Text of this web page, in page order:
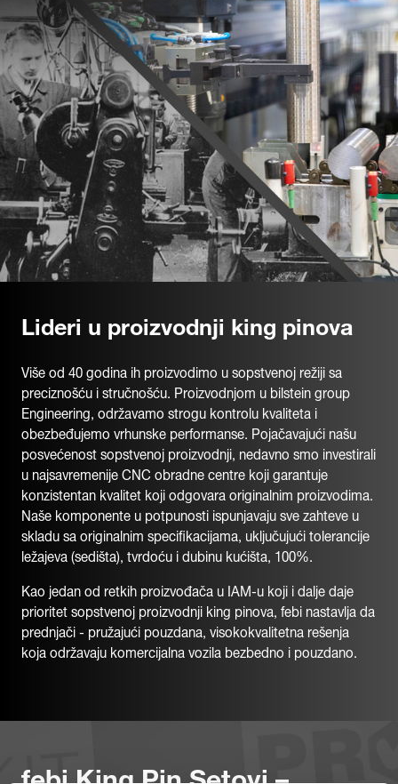
Lideri u proizvodnji king pinova
Više od 40 godina ih proizvodimo u sopstvenoj režiji sa
preciznošću i stručnošću. Proizvodnjom u bilstein group
Engineering, održavamo strogu kontrolu kvaliteta i
obezbeđujemo vrhunske performanse. Pojačavajući našu
posvećenost sopstvenoj proizvodnji, nedavno smo investirali
u najsavremenije CNC obradne centre koji garantuje
konzistentan kvalitet koji odgovara originalnim proizvodima.
Naše komponente u potpunosti ispunjavaju sve zahteve u
skladu sa originalnim specifikacijama, uključujući tolerancije
ležajeva (sedišta), tvrdoću i dubinu kućišta, 100%.
Kao jedan od retkih proizvođača u IAM-u koji i dalje daje
prioritet sopstvenoj proizvodnji king pinova, febi nastavlja da
prednjači - pružajući pouzdana, visokokvalitetna rešenja
koja održavaju komercijalna vozila bezbedno i pouzdano.